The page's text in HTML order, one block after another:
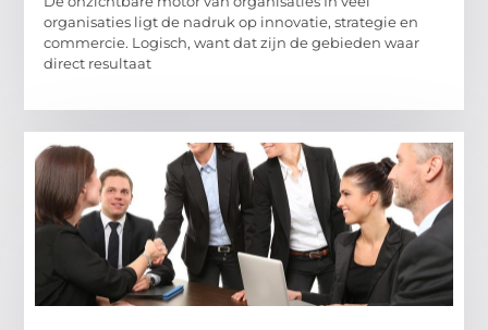
organisaties ligt de nadruk op innovatie, strategie en
commercie. Logisch, want dat zijn de gebieden waar
direct resultaat